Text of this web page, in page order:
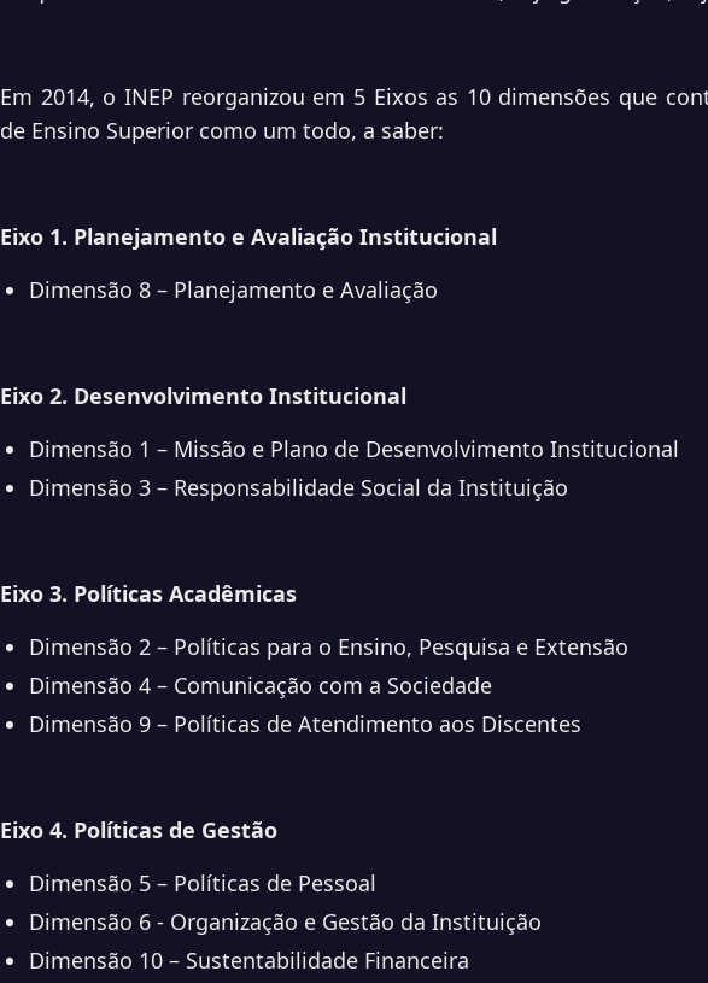
Em 2014, o INEP reorganizou em 5 Eixos as 10 dimensões que
de Ensino Superior como um todo, a saber:
Eixo 1. Planejamento e Avaliação Institucional
Dimensão 8 – Planejamento e Avaliação
Eixo 2. Desenvolvimento Institucional
Dimensão 1 – Missão e Plano de Desenvolvimento Institucional
Dimensão 3 – Responsabilidade Social da Instituição
Eixo 3. Políticas Acadêmicas
Dimensão 2 – Políticas para o Ensino, Pesquisa e Extensão
Dimensão 4 – Comunicação com a Sociedade
Dimensão 9 – Políticas de Atendimento aos Discentes
Eixo 4. Políticas de Gestão
Dimensão 5 – Políticas de Pessoal
Dimensão 6 - Organização e Gestão da Instituição
Dimensão 10 – Sustentabilidade Financeira